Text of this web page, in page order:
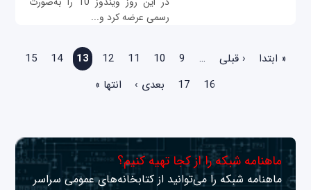
رسمی عرضه کرد و...
« ابتدا ‹ قبلی …
9
10
11
12
13
14
15
16
17 بعدی › انتها »
ماهنامه شبکه را از کجا تهیه کنیم؟
ماهنامه شبکه را می‌توانید از کتابخانه‌های عمومی سراسر